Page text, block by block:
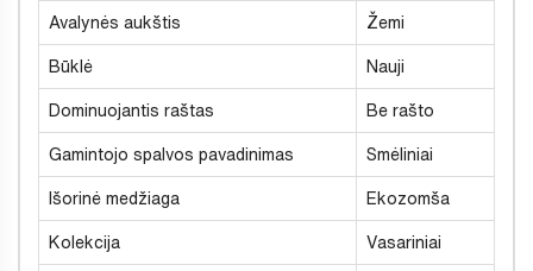
Avalynės aukštis Žemi
Būklė Nauji
Dominuojantis raštas Be rašto
Gamintojo spalvos pavadinimas Smėliniai
Išorinė medžiaga Ekozomša
Kolekcija Vasariniai